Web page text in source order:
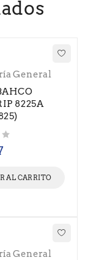
General
8225A
AL CARRITO
General